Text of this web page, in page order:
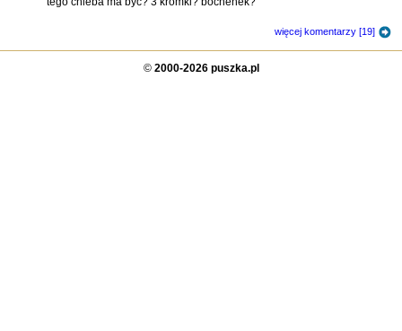
więcej komentarzy [19]
© 2000-2026 puszka.pl